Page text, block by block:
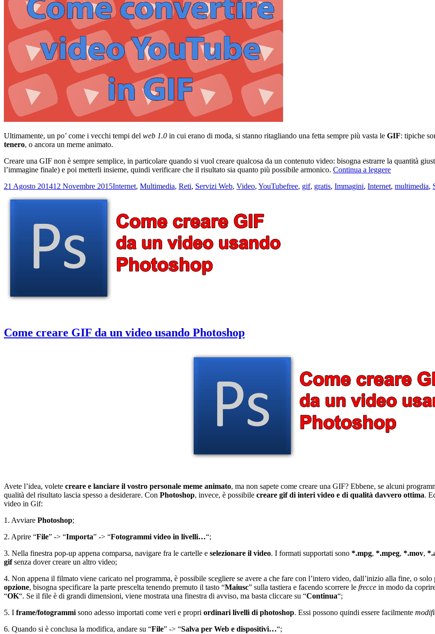
Ultimamente, un po’ come i vecchi tempi del web 1.0 in cui erano di moda, si stanno ritagliando una fetta sempre più vasta le GIF: tipiche
tenero, o ancora un meme animato.
Creare una GIF non è sempre semplice, in particolare quando si vuol creare qualcosa da un contenuto video: bisogna estrarre la quantità
l’immagine finale) e poi metterli insieme, quindi verificare che il risultato sia quanto più possibile armonico. Continua a leggereCome
video
Scritto
21 Agosto 201412 Novembre 2015Categorie
Internet, Multimedia, Reti, Servizi Web, Video, YouTubeTag
free, gif, gratis, Immagini, Internet, multimedia,
Come creare GIF da un video usando Photoshop
Avete l’idea, volete creare e lanciare il vostro personale meme animato, ma non sapete come creare una GIF? Ebbene, se alcuni
qualità del risultato lascia spesso a desiderare. Con Photoshop, invece, è possibile creare gif di interi video e di qualità davvero ottima.
video in Gif:
1. Avviare Photoshop;
2. Aprire “File” -> “Importa” -> “Fotogrammi video in livelli…“;
3. Nella finestra pop-up appena comparsa, navigare fra le cartelle e selezionare il video. I formati supportati sono *.mpg, *.mpeg, *.mov,
gifsenza dover creare un altro video;
4. Non appena il filmato viene caricato nel programma, è possibile scegliere se avere a che fare con l’intero video, dall’inizio alla fine, o
opzione, bisogna specificare la parte prescelta tenendo premuto il tasto “Maiusc” sulla tastiera e facendo scorrere le frecce in modo da
“OK“. Se il file è di grandi dimensioni, viene mostrata una finestra di avviso, ma basta cliccare su “Continua“;
5. I frame/fotogrammisono adesso importati come veri e propri ordinari livelli di photoshop. Essi possono quindi essere facilmente
6. Quando si è conclusa la modifica, andare su “File” -> “Salva per Web e dispositivi…“;